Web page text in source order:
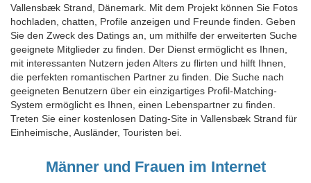
Vallensbæk Strand, Dänemark. Mit dem Projekt können Sie Fotos
hochladen, chatten, Profile anzeigen und Freunde finden. Geben
Sie den Zweck des Datings an, um mithilfe der erweiterten Suche
geeignete Mitglieder zu finden. Der Dienst ermöglicht es Ihnen,
mit interessanten Nutzern jeden Alters zu flirten und hilft Ihnen,
die perfekten romantischen Partner zu finden. Die Suche nach
geeigneten Benutzern über ein einzigartiges Profil-Matching-
System ermöglicht es Ihnen, einen Lebenspartner zu finden.
Treten Sie einer kostenlosen Dating-Site in Vallensbæk Strand für
Einheimische, Ausländer, Touristen bei.
Männer und Frauen im Internet